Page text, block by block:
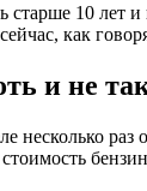
10 лет
как
и не
несколько